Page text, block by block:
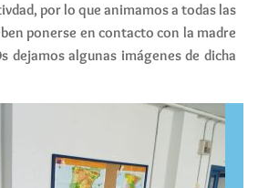
por lo que animamos a todas las
ponerse en contacto con la madre
dejamos algunas imágenes de dicha